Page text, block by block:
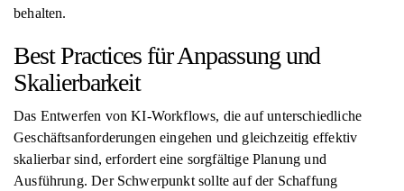
behalten.
Best Practices für Anpassung und
Skalierbarkeit
Das Entwerfen von KI-Workflows, die auf unterschiedliche
Geschäftsanforderungen eingehen und gleichzeitig effektiv
skalierbar sind, erfordert eine sorgfältige Planung und
Ausführung. Der Schwerpunkt sollte auf der Schaffung